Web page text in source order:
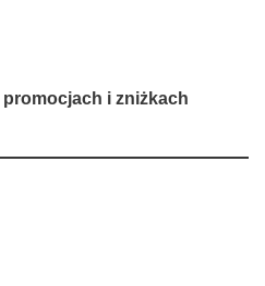
promocjach i zniżkach